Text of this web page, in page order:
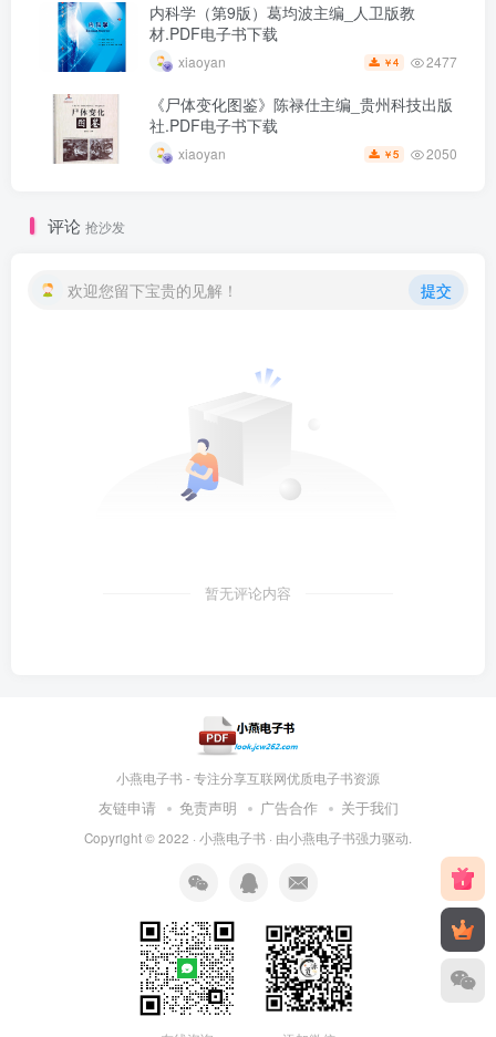
内科学（第9版）葛均波主编_人卫版教
材.PDF电子书下载
xiaoyan ￥4 2477
《尸体变化图鉴》陈禄仕主编_贵州科技出版
社.PDF电子书下载
xiaoyan ￥5 2050
评论 抢沙发
欢迎您留下宝贵的见解！ 提交
暂无评论内容
小燕电子书 - 专注分享互联网优质电子书资源
友链申请 免责声明 广告合作 关于我们
Copyright © 2022 · 小燕电子书 · 由小燕电子书强力驱动.